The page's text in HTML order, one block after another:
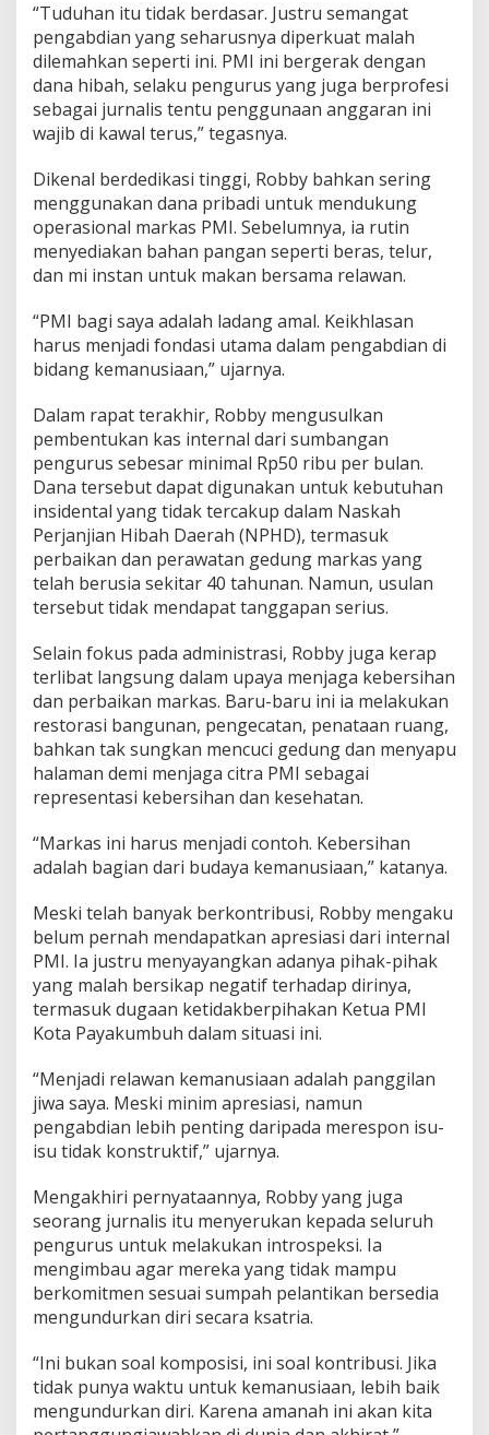
“Tuduhan itu tidak berdasar. Justru semangat
pengabdian yang seharusnya diperkuat malah
dilemahkan seperti ini. PMI ini bergerak dengan
dana hibah, selaku pengurus yang juga berprofesi
sebagai jurnalis tentu penggunaan anggaran ini
wajib di kawal terus,” tegasnya.
Dikenal berdedikasi tinggi, Robby bahkan sering
menggunakan dana pribadi untuk mendukung
operasional markas PMI. Sebelumnya, ia rutin
menyediakan bahan pangan seperti beras, telur,
dan mi instan untuk makan bersama relawan.
“PMI bagi saya adalah ladang amal. Keikhlasan
harus menjadi fondasi utama dalam pengabdian di
bidang kemanusiaan,” ujarnya.
Dalam rapat terakhir, Robby mengusulkan
pembentukan kas internal dari sumbangan
pengurus sebesar minimal Rp50 ribu per bulan.
Dana tersebut dapat digunakan untuk kebutuhan
insidental yang tidak tercakup dalam Naskah
Perjanjian Hibah Daerah (NPHD), termasuk
perbaikan dan perawatan gedung markas yang
telah berusia sekitar 40 tahunan. Namun, usulan
tersebut tidak mendapat tanggapan serius.
Selain fokus pada administrasi, Robby juga kerap
terlibat langsung dalam upaya menjaga kebersihan
dan perbaikan markas. Baru-baru ini ia melakukan
restorasi bangunan, pengecatan, penataan ruang,
bahkan tak sungkan mencuci gedung dan menyapu
halaman demi menjaga citra PMI sebagai
representasi kebersihan dan kesehatan.
“Markas ini harus menjadi contoh. Kebersihan
adalah bagian dari budaya kemanusiaan,” katanya.
Meski telah banyak berkontribusi, Robby mengaku
belum pernah mendapatkan apresiasi dari internal
PMI. Ia justru menyayangkan adanya pihak-pihak
yang malah bersikap negatif terhadap dirinya,
termasuk dugaan ketidakberpihakan Ketua PMI
Kota Payakumbuh dalam situasi ini.
“Menjadi relawan kemanusiaan adalah panggilan
jiwa saya. Meski minim apresiasi, namun
pengabdian lebih penting daripada merespon isu-
isu tidak konstruktif,” ujarnya.
Mengakhiri pernyataannya, Robby yang juga
seorang jurnalis itu menyerukan kepada seluruh
pengurus untuk melakukan introspeksi. Ia
mengimbau agar mereka yang tidak mampu
berkomitmen sesuai sumpah pelantikan bersedia
mengundurkan diri secara ksatria.
“Ini bukan soal komposisi, ini soal kontribusi. Jika
tidak punya waktu untuk kemanusiaan, lebih baik
mengundurkan diri. Karena amanah ini akan kita